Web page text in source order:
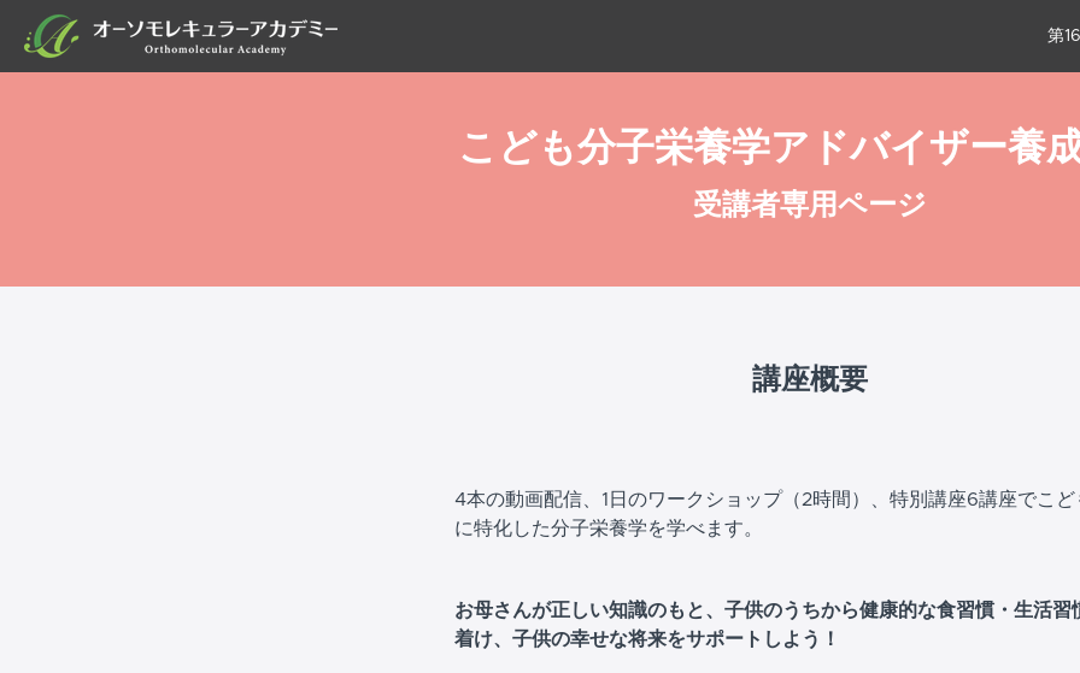
第
こども分子栄養学アドバイザー養
受講者専用ページ
講座概要
4本の動画配信、1日のワークショップ（2時間）、特別講座6講座でこど
に特化した分子栄養学を学べます。
お母さんが正しい知識のもと、子供のうちから健康的な食習慣・生活習
着け、子供の幸せな将来をサポートしよう！